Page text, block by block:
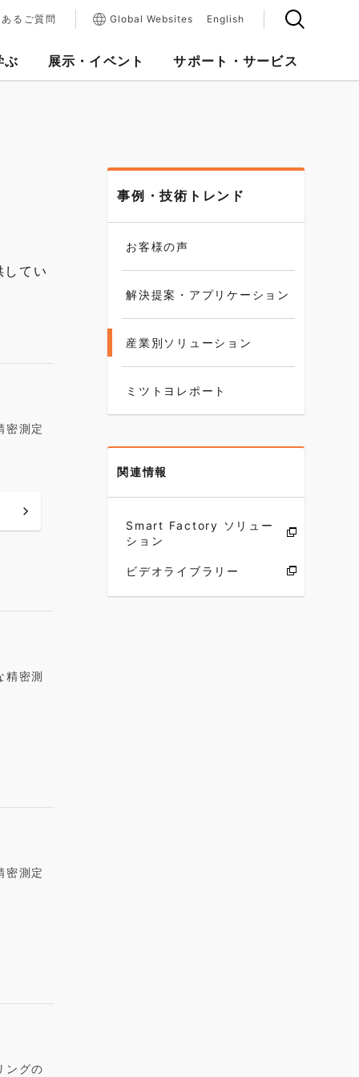
ぶ 展示・イベント サポート・サービス
るご質問 Global Websites English
てい
密測定
精密測
密測定
ングの
事例・技術トレンド
お客様の声
解決提案・アプリケーション
産業別ソリューション
ミツトヨレポート
関連情報
Smart Factory ソリュー
ション
ビデオライブラリー